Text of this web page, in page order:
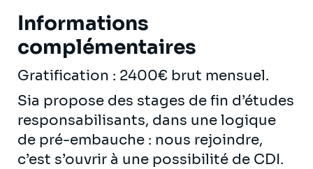
Informations
complémentaires
Gratification : 2400€ brut mensuel.
Sia propose des stages de fin d’études
responsabilisants, dans une logique
de pré-embauche : nous rejoindre,
c’est s’ouvrir à une possibilité de CDI.